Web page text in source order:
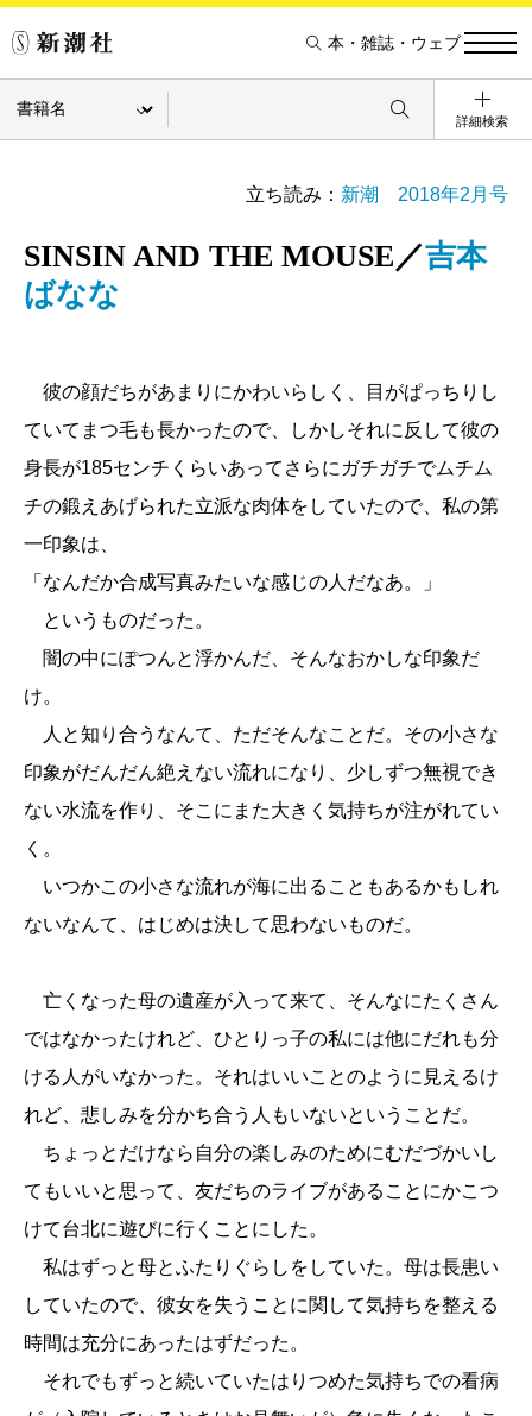
本・雑誌・ウェブ
詳細検索
立ち読み： 新潮 2018年2月号
SINSIN AND THE MOUSE／吉本
ばなな
彼の顔だちがあまりにかわいらしく、目がぱっちりし
ていてまつ毛も長かったので、しかしそれに反して彼の
身長が185センチくらいあってさらにガチガチでムチム
チの鍛えあげられた立派な肉体をしていたので、私の第
一印象は、
「なんだか合成写真みたいな感じの人だなあ。」
というものだった。
闇の中にぽつんと浮かんだ、そんなおかしな印象だ
け。
人と知り合うなんて、ただそんなことだ。その小さな
印象がだんだん絶えない流れになり、少しずつ無視でき
ない水流を作り、そこにまた大きく気持ちが注がれてい
く。
いつかこの小さな流れが海に出ることもあるかもしれ
ないなんて、はじめは決して思わないものだ。
亡くなった母の遺産が入って来て、そんなにたくさん
ではなかったけれど、ひとりっ子の私には他にだれも分
ける人がいなかった。それはいいことのように見えるけ
れど、悲しみを分かち合う人もいないということだ。
ちょっとだけなら自分の楽しみのためにむだづかいし
てもいいと思って、友だちのライブがあることにかこつ
けて台北に遊びに行くことにした。
私はずっと母とふたりぐらしをしていた。母は長患い
していたので、彼女を失うことに関して気持ちを整える
時間は充分にあったはずだった。
それでもずっと続いていたはりつめた気持ちでの看病